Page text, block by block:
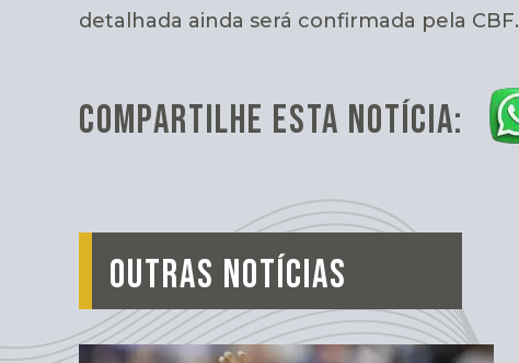
detalhada ainda será confirmada pela CBF.
COMPARTILHE ESTA NOTÍCIA:
OUTRAS NOTÍCIAS